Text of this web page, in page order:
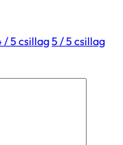
/ 5 csillag5 / 5 csillag